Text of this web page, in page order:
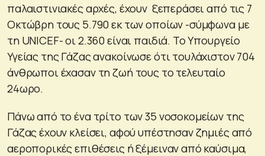
παλαιστινιακές αρχές, έχουν ξεπεράσει από τις 7
Οκτώβρη τους 5.790 εκ των οποίων -σύμφωνα με
τη UNICEF- οι 2.360 είναι παιδιά. Το Υπουργείο
Υγείας της Γάζας ανακοίνωσε ότι τουλάχιστον 704
άνθρωποι έχασαν τη ζωή τους το τελευταίο
24ωρο.
Πάνω από το ένα τρίτο των 35 νοσοκομείων της
Γάζας έχουν κλείσει, αφού υπέστησαν ζημιές από
αεροπορικές επιθέσεις ή ξέμειναν από καύσιμα,